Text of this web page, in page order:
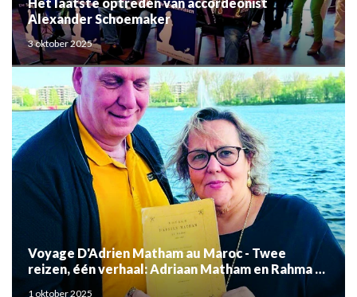
Alexander Schoemaker
3 oktober 2025
Voyage D'Adrien Matham au Maroc - Twee
reizen, één verhaal: Adriaan Matham en Rahma el
Mouden
1 oktober 2025